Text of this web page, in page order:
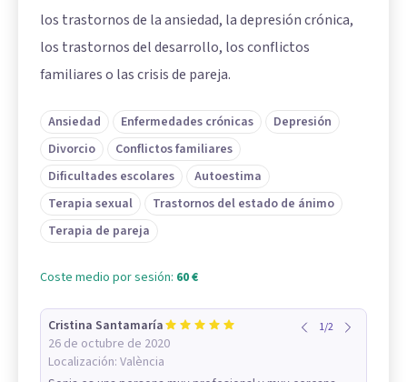
los trastornos de la ansiedad, la depresión crónica,
los trastornos del desarrollo, los conflictos
familiares o las crisis de pareja.
Ansiedad Enfermedades crónicas
Depresión
Divorcio
Conflictos familiares
Dificultades escolares
Autoestima
Terapia sexual
Trastornos del estado de ánimo
Terapia de pareja
Coste medio por sesión: 60 €
Cristina Santamaría
26 de octubre de 2020
Localización: València
1/2